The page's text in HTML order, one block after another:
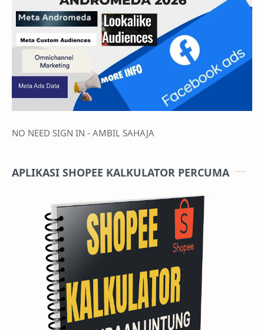
NO NEED SIGN IN - AMBIL SAHAJA
APLIKASI SHOPEE KALKULATOR PERCUMA